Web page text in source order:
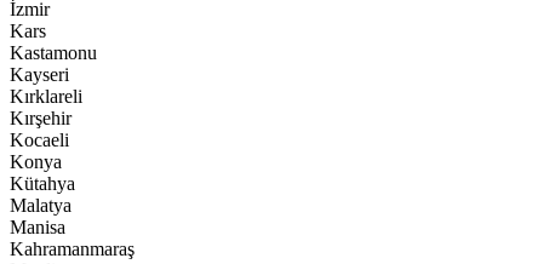
İzmir
Kars
Kastamonu
Kayseri
Kırklareli
Kırşehir
Kocaeli
Konya
Kütahya
Malatya
Manisa
Kahramanmaraş